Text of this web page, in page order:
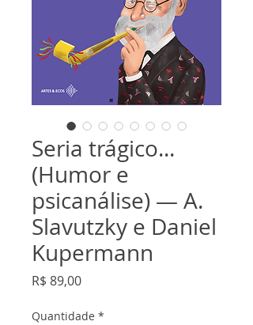
Seria trágico...
(Humor e
psicanálise) — A.
Slavutzky e Daniel
Kupermann
R$ 89,00Preço
Quantidade *